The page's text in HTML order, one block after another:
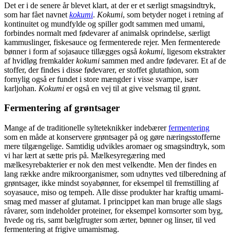
Det er i de senere år blevet klart, at der er et særligt smagsindtryk,
som har fået navnet kokumi. Kokumi, som betyder noget i retning af
kontinuitet og mundfylde og spiller godt sammen med umami,
forbindes normalt med fødevarer af animalsk oprindelse, særligt
kammuslinger, fiskesauce og fermenterede rejer. Men fermenterede
bønner i form af sojasauce tillægges også kokumi, ligesom ekstrakter
af hvidløg frem­kalderkokumi sammen med andre fødevarer. Et af de
stoffer, der fin­des i disse fødevarer, er stoffet glu­tathion, som
fornylig også er fundet i store mængder i visse svampe, især
karljohan. Kokumi er også en vej til at give velsmag til grønt.
Fermentering af grøntsager
Mange af de traditionelle syltetek­nikker indebærerfermentering
som en måde at konservere grøntsager på og gøre næringsstofferne
mere tilgængelige. Samtidig udvikles aromaer og smagsindtryk, som
vi har lært at sætte pris på. Mælkesyregæring med
mælkesyrebakteri­er er nok den mest velkendte. Men der findes en
lang række andre mikroorganismer, som udnyttes ved tilberedning af
grøntsager, ikke mindst soyabønner, for eksempel til fremstilling af
soyasauce, miso og tempeh. Alle disse produkter har kraftig umami­
smag med masser af glutamat. I princippet kan man bruge alle slags
råvarer, som inde­holder proteiner, for eksempel kornsorter som byg,
hvede og ris, samt bælgfrugter som ærter, bøn­ner og linser, til ved
fermentering at frigive umami­smag.